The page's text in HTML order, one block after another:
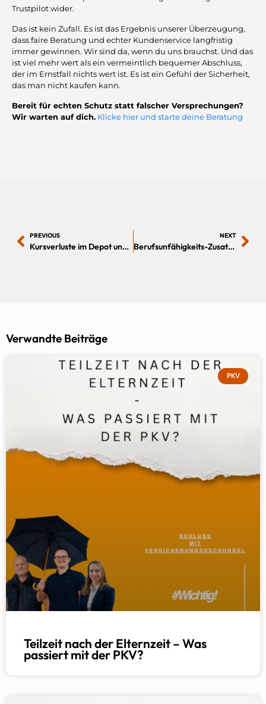
Trustpilot wider.
Das ist kein Zufall. Es ist das Ergebnis unserer Überzeugung,
dass faire Beratung und echter Kundenservice langfristig
immer gewinnen. Wir sind da, wenn du uns brauchst. Und das
ist viel mehr wert als ein vermeintlich bequemer Abschluss,
der im Ernstfall nichts wert ist. Es ist ein Gefühl der Sicherheit,
das man nicht kaufen kann.
Bereit für echten Schutz statt falscher Versprechungen?
Wir warten auf dich. Klicke hier und starte deine Beratung
PREVIOUS
Kursverluste im Depot und schnell alles auflösen?
NEXT
Berufsunfähigkeits-Zusatzversicherung zu Rentenversicherungen sinnvoll?
Verwandte Beiträge
PKV
Teilzeit nach der Elternzeit – Was
passiert mit der PKV?